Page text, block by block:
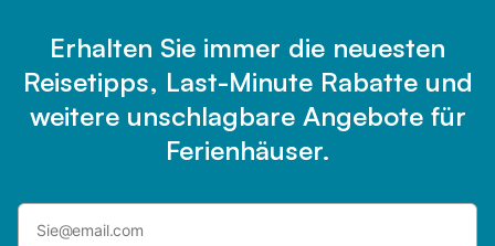
Erhalten Sie immer die neuesten
Reisetipps, Last-Minute Rabatte und
weitere unschlagbare Angebote für
Ferienhäuser.